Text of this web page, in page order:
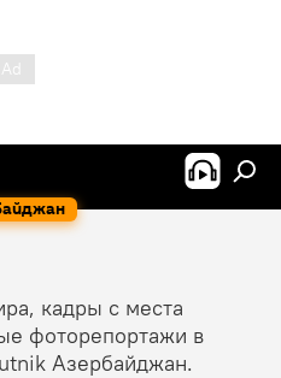
кадры с места
фоторепортажи в
Азербайджан.